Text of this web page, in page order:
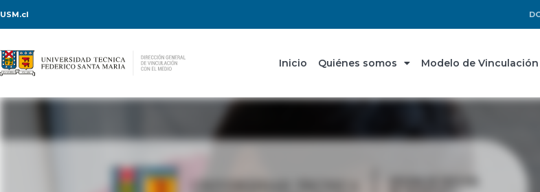
USM.cl
Inicio Quiénes somos Modelo de